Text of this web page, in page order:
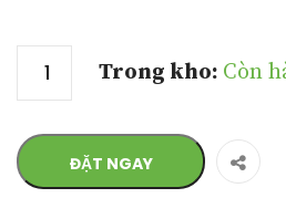
Trong kho: Còn
ĐẶT NGAY